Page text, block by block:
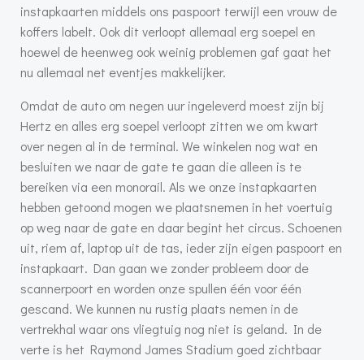
instapkaarten middels ons paspoort terwijl een vrouw de
koffers labelt. Ook dit verloopt allemaal erg soepel en
hoewel de heenweg ook weinig problemen gaf gaat het
nu allemaal net eventjes makkelijker.
Omdat de auto om negen uur ingeleverd moest zijn bij
Hertz en alles erg soepel verloopt zitten we om kwart
over negen al in de terminal. We winkelen nog wat en
besluiten we naar de gate te gaan die alleen is te
bereiken via een monorail. Als we onze instapkaarten
hebben getoond mogen we plaatsnemen in het voertuig
op weg naar de gate en daar begint het circus. Schoenen
uit, riem af, laptop uit de tas, ieder zijn eigen paspoort en
instapkaart. Dan gaan we zonder probleem door de
scannerpoort en worden onze spullen één voor één
gescand. We kunnen nu rustig plaats nemen in de
vertrekhal waar ons vliegtuig nog niet is geland. In de
verte is het Raymond James Stadium goed zichtbaar